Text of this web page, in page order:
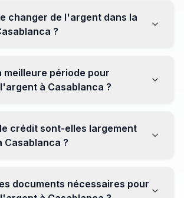
Orientez-vous plutôt vers les
en ville pour obtenir de meilleurs
changer de l'argent dans la
?
réputés pour éviter les surprises.
meilleure période pour
à Casablanca ?
fluctuations pour maximiser la valeur
crédit sont-elles largement
Casablanca ?
un peu de monnaie locale peut être
documents nécessaires pour